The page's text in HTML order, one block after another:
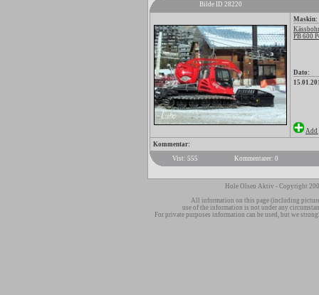
Bilde ID 28220
Maskin:
PB 600
Dato:
Add
Kommentar:
Vist: 555
Kommentarer: 0
Hole Olsen Aktiv - Copyright
All information on this page (including
use of the information is not under any
For private purposes information can be used, but we